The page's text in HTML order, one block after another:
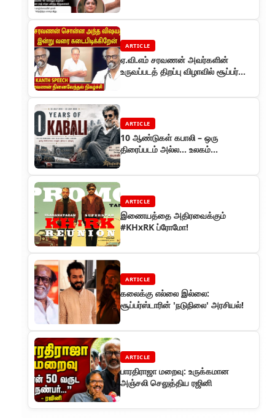
ARTICLE
ஏ.வி.எம் சரவணன் அவர்களின்
உருவப்படத் திறப்பு விழாவில் சூப்பர்
ARTICLE
10 ஆண்டுகள் கபாலி – ஒரு
திரைப்படம் அல்ல... உலகம்
ARTICLE
இணையத்தை அதிரவைக்கும்
#KHxRK ப்ரோமோ!
ARTICLE
கலைக்கு எல்லை இல்லை:
சூப்பர்ஸ்டாரின் 'நடுநிலை' அரசியல்!
ARTICLE
பாரதிராஜா மறைவு: உருக்கமான
அஞ்சலி செலுத்திய ரஜினி